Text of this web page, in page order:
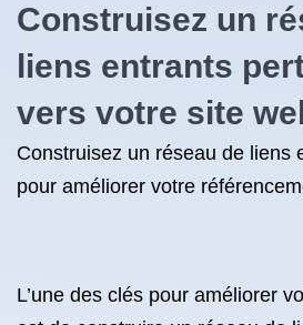
Construisez un
liens entrants
vers votre site
Construisez un réseau de liens
pour améliorer votre
L’une des clés pour améliorer